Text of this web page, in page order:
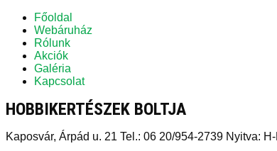
Főoldal
Webáruház
Rólunk
Akciók
Galéria
Kapcsolat
HOBBIKERTÉSZEK BOLTJA
Kaposvár, Árpád u. 21 Tel.: 06 20/954-2739 Nyitva: